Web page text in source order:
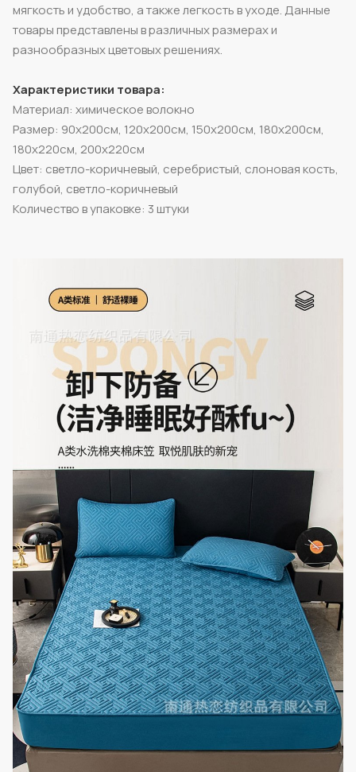
мягкость и удобство, а также легкость в уходе. Данные
товары представлены в различных размерах и
разнообразных цветовых решениях.
Характеристики товара:
Материал: химическое волокно
Размер: 90x200см, 120x200см, 150x200см, 180x200см,
180x220см, 200x220см
Цвет: светло-коричневый, серебристый, слоновая кость,
голубой, светло-коричневый
Количество в упаковке: 3 штуки